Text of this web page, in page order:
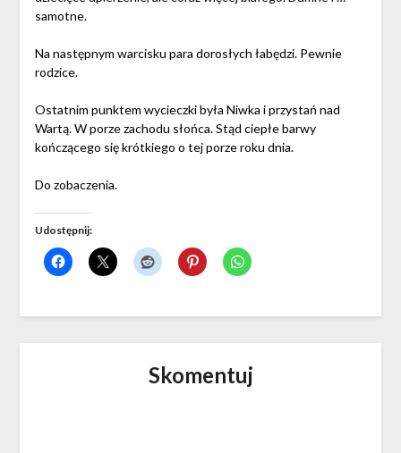
samotne.
Na następnym warcisku para dorosłych łabędzi. Pewnie
rodzice.
Ostatnim punktem wycieczki była Niwka i przystań nad
Wartą. W porze zachodu słońca. Stąd ciepłe barwy
kończącego się krótkiego o tej porze roku dnia.
Do zobaczenia.
Udostępnij:
Skomentuj